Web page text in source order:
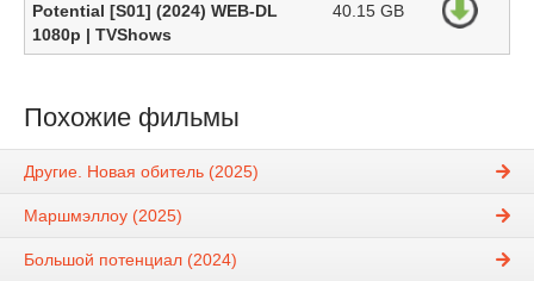
Potential [S01] (2024) WEB-DL
1080р | TVShows
40.15 GB
Похожие фильмы
Другие. Новая обитель (2025)
Маршмэллоу (2025)
Большой потенциал (2024)